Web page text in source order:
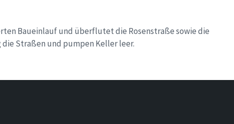
Baueinlauf und überflutet die Rosenstraße sowie die
Straßen und pumpen Keller leer.